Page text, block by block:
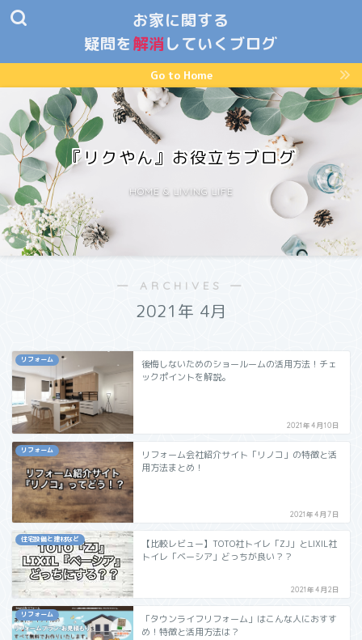
お家に関する
疑問を 解消 していくブログ
Go to Home
『リクやん』お役立ちブログ
HOME & LIVING LIFE
― ARCHIVES ―
2021年 4月
リフォーム
後悔しないためのショールームの活用方法！チェ
ックポイントを解説。
2021年4月10日
リフォーム
リフォーム会社紹介サイト「リノコ」の特徴と活
用方法まとめ！
2021年4月7日
住宅設備と建材など
【比較レビュー】TOTO社トイレ「ZJ」とLIXIL社
トイレ「ベーシア」どっちが良い？？
2021年4月2日
リフォーム
「タウンライフリフォーム」はこんな人におすす
め！特徴と活用方法は？